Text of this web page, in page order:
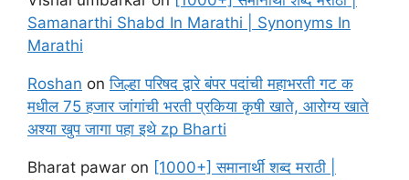
Samanarthi Shabd In Marathi | Synonyms In
Marathi
Roshan onजिल्हा परिषद द्वारे बंपर पदांची महाभरती गट क
मधील 75 हजार जांगांची भरती प्रकिया कृषी खाते, आरोग्य खाते
अश्या खुप जागा पहा इथे zp Bharti
Bharat pawar on [1000+] समानार्थी शब्द मराठी |